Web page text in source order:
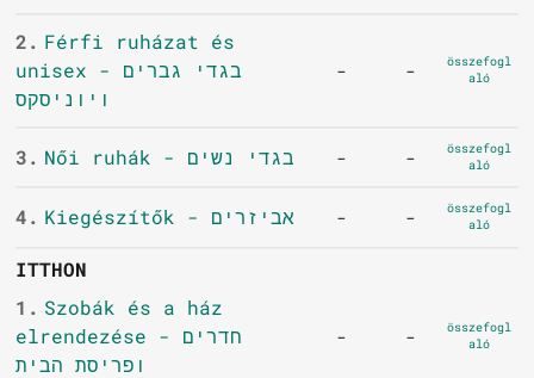
2. Férfi ruházat és
unisex - בגדי גברים
ויוניסקס
- -
összefogl
aló
3. Női ruhák - בגדי נשים - -
összefogl
aló
4. Kiegészítők - אביזרים - -
összefogl
aló
ITTHON
1. Szobák és a ház
elrendezése - חדרים
ופריסת הבית
- -
összefogl
aló